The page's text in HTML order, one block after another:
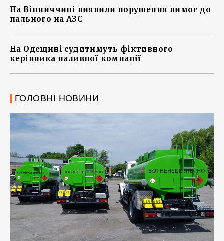
На Вінниччині виявили порушення вимог до
пального на АЗС
На Одещині судитимуть фіктивного
керівника паливної компанії
ГОЛОВНІ НОВИНИ